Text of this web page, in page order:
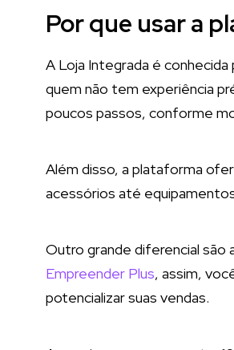
Por que usar a
A Loja Integrada é
quem não tem experiência
poucos passos, conforme
Além disso, a plataforma
acessórios até
Outro grande diferencial são
Empreender Plus, assim,
potencializar suas vendas.